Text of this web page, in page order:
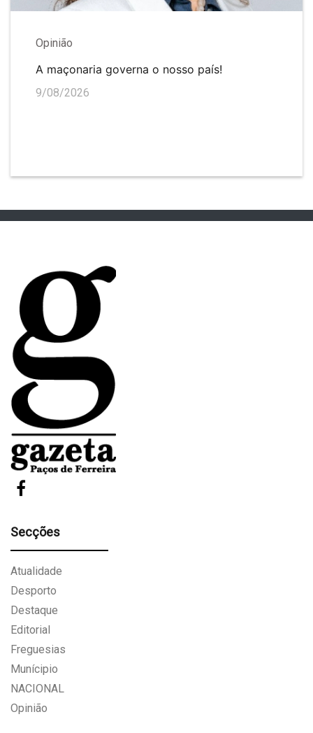
Opinião
A maçonaria governa o nosso país!
9/08/2026
Secções
Atualidade
Desporto
Destaque
Editorial
Freguesias
Munícipio
NACIONAL
Opinião